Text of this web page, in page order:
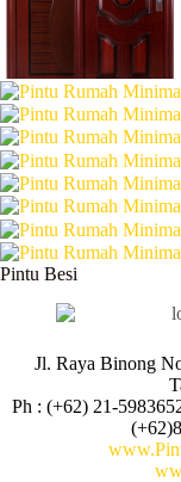
Pintu Besi
Jl. Raya Binong
Ph : (+62) 21-